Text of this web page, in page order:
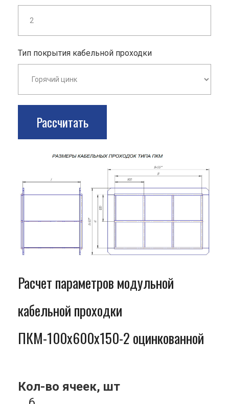
Тип покрытия кабельной проходки
Рассчитать
Расчет параметров модульной
кабельной проходки
ПКМ-100x600x150-2 оцинкованной
Кол-во ячеек, шт